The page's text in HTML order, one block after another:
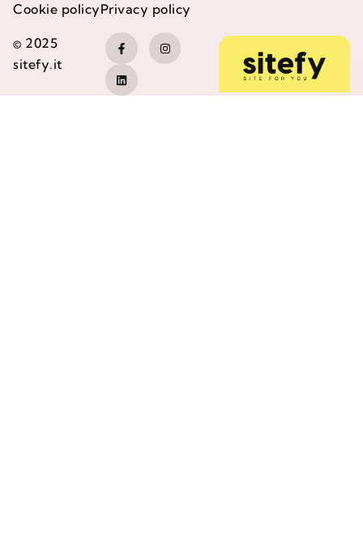
© 2025
sitefy.it
Cookie policyPrivacy policy